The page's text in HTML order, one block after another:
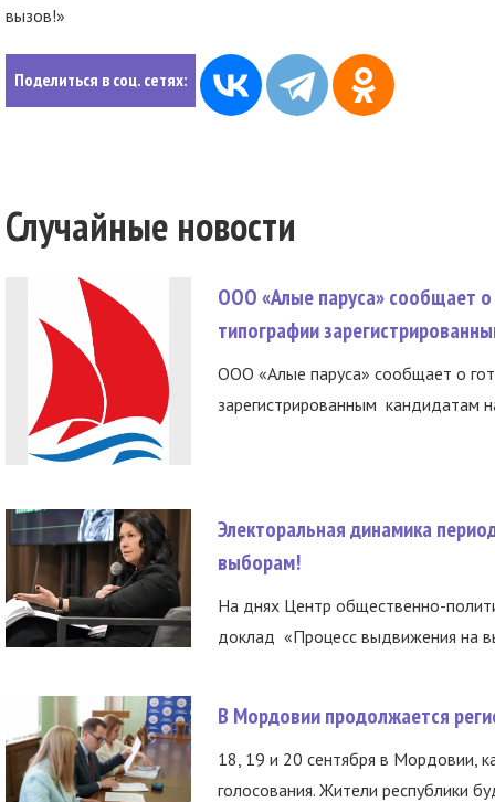
вызов!»
Поделиться в соц. сетях:
Случайные новости
ООО «Алые паруса» сообщает о
типографии
ООО «Алые паруса» сообщает о
зарегистрированным кандидатам
Электоральная динамика
выборам!
На днях Центр общественно-
доклад «Процесс выдвижения на
В Мордовии продолжается
18, 19 и 20 сентября в Мордовии,
голосования. Жители республики